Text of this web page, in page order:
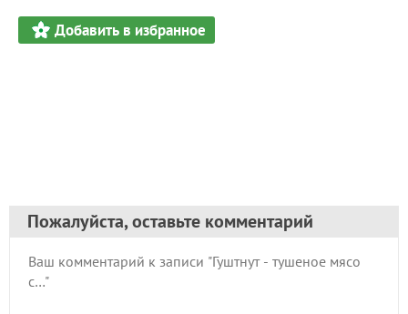
Добавить в избранное
Пожалуйста, оставьте комментарий